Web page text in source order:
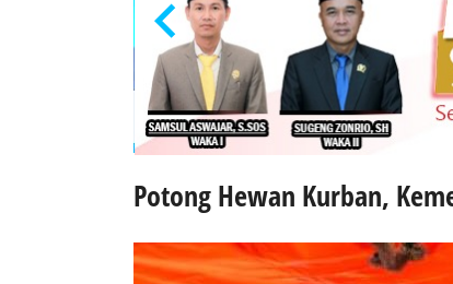
Potong Hewan Kurban,